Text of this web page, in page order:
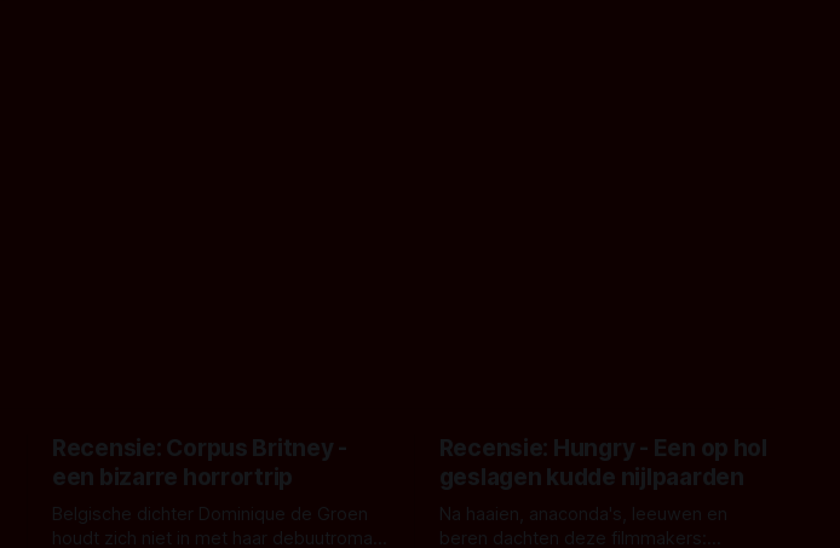
Recensie: Corpus Britney -
een bizarre horrortrip
Belgische dichter Dominique de Groen
houdt zich niet in met haar debuutroman.
Recensie: Hungry - Een op hol
geslagen kudde nijlpaarden
Na haaien, anaconda's, leeuwen en
beren dachten deze filmmakers: